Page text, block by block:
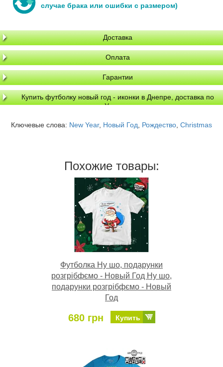
случае брака или ошибки с размером)
Доставка
Оплата
Гарантии
Купить футболку новый год - иконки в Днепре, доставка по
Украине
Ключевые слова: New Year, Новый Год Рождество Christmas
Похожие товары:
Футболка Ну шо, подарунки
розгрібфємо - Новый Год Ну шо,
подарунки розгрібфємо - Новый
Год
680 грн Купить